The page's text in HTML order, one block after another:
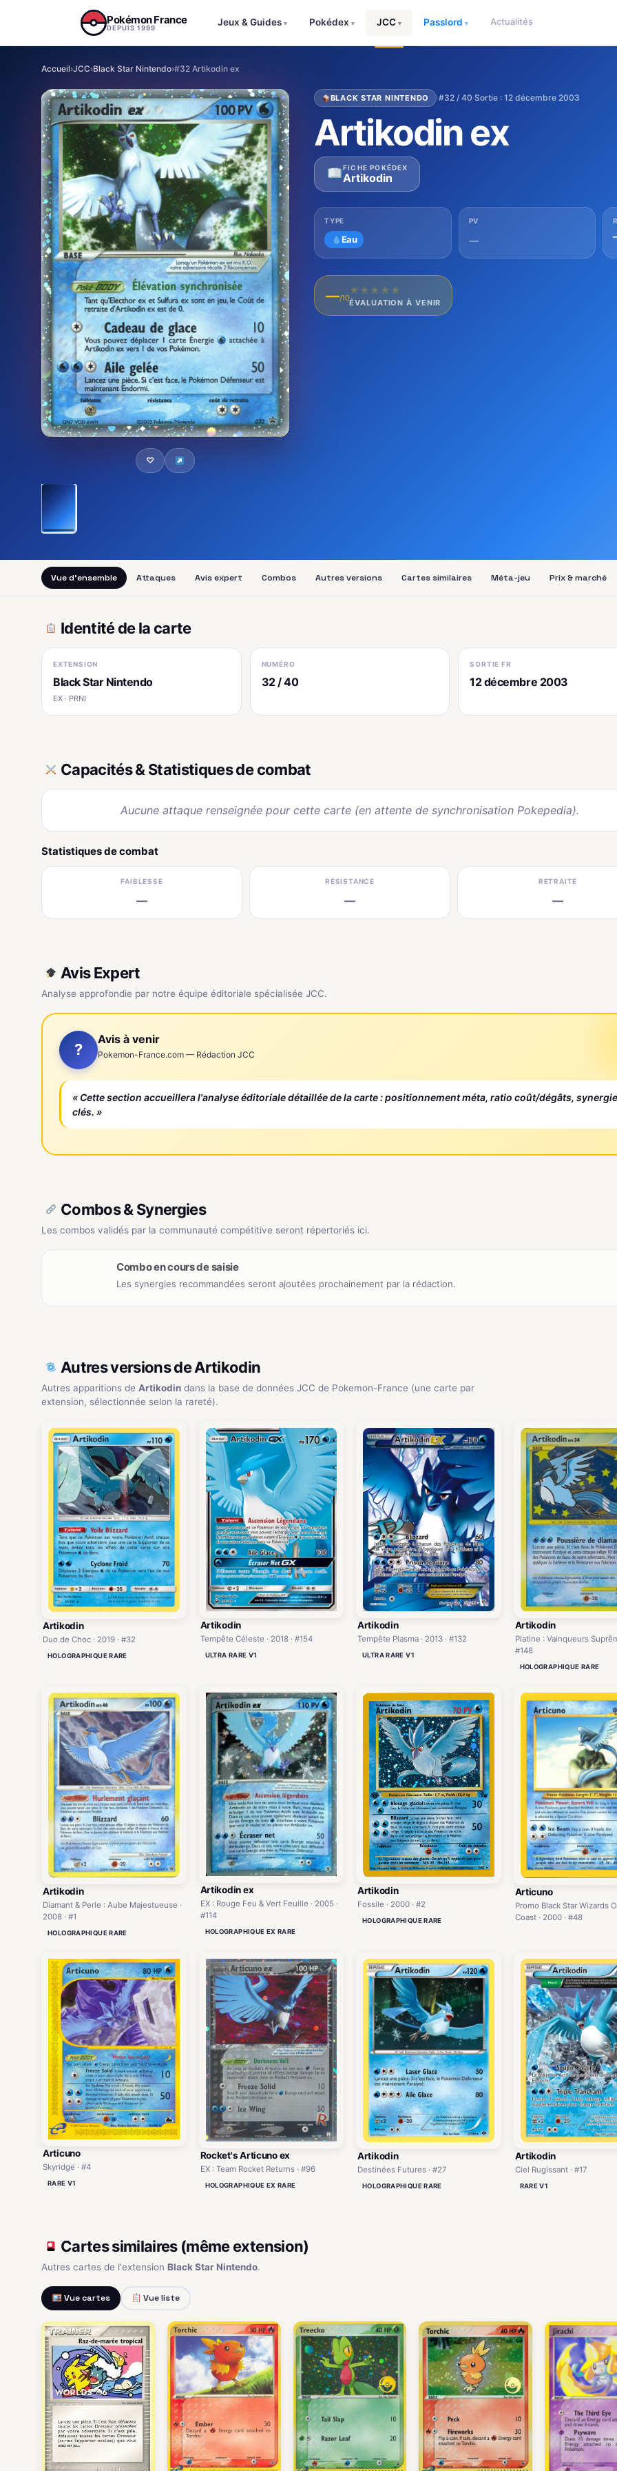
Pokémon France
DEPUIS 1999
Jeux & Guides ▾ Pokédex ▾ JCC ▾ Passlord ▾ Actualités
Accueil›JCC›Black Star Nintendo›#32 Artikodin ex
♡
BLACK STAR NINTENDO ·#32 / 40·Sortie : 12 décembre 2003
Artikodin ex
FICHE POKÉDEX
Artikodin
TYPE
Eau
PV
—
—/10
★ ★ ★ ★ ★
ÉVALUATION À VENIR
Vue d'ensemble Attaques Avis expert Combos Autres versions Cartes similaires Méta-jeu Prix & marché
Identité de la carte
EXTENSION
Black Star Nintendo
EX · PRNI
NUMÉRO
32 / 40
SORTIE FR
12 décembre 2003
Capacités & Statistiques de combat
Aucune attaque renseignée pour cette carte (en attente de synchronisation Pokepedia).
Statistiques de combat
FAIBLESSE
—
RÉSISTANCE
—
RETRAITE
—
Avis Expert
Analyse approfondie par notre équipe éditoriale spécialisée JCC.
?
Avis à venir
Pokemon-France.com — Rédaction JCC
« Cette section accueillera l'analyse éditoriale détaillée de la carte : positionnement méta, ratio coût/dégâts,
clés. »
Combos & Synergies
Les combos validés par la communauté compétitive seront répertoriés ici.
Combo en cours de saisie
Les synergies recommandées seront ajoutées prochainement par la rédaction.
Autres versions de Artikodin
Autres apparitions de Artikodin dans la base de données JCC de Pokemon-France (une carte par
extension, sélectionnée selon la rareté).
Artikodin
Duo de Choc · 2019 · #32
HOLOGRAPHIQUE RARE
Artikodin
Tempête Céleste · 2018 · #154
ULTRA RARE V1
Artikodin
Tempête Plasma · 2013 · #132
ULTRA RARE V1
Artikodin
Platine : Vainqueurs
#148
HOLOGRAPHIQUE RARE
Artikodin
Diamant & Perle : Aube Majestueuse ·
2008 · #1
HOLOGRAPHIQUE RARE
Artikodin ex
EX : Rouge Feu & Vert Feuille · 2005 ·
#114
HOLOGRAPHIQUE EX RARE
Artikodin
Fossile · 2000 · #2
HOLOGRAPHIQUE RARE
Articuno
Promo Black Star Wizards
Coast · 2000 · #48
Articuno
Skyridge · #4
RARE V1
Rocket's Articuno ex
EX : Team Rocket Returns · #96
HOLOGRAPHIQUE EX RARE
Artikodin
Destinées Futures · #27
HOLOGRAPHIQUE RARE
Artikodin
Ciel Rugissant · #17
RARE V1
Cartes similaires (même extension)
Autres cartes de l'extension Black Star Nintendo.
Vue cartes Vue liste